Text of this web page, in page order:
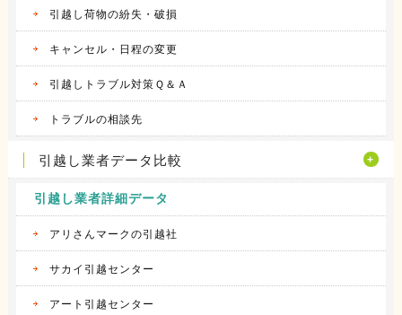
引越し荷物の紛失・破損
キャンセル・日程の変更
引越しトラブル対策Ｑ＆Ａ
トラブルの相談先
引越し業者データ比較
引越し業者詳細データ
アリさんマークの引越社
サカイ引越センター
アート引越センター